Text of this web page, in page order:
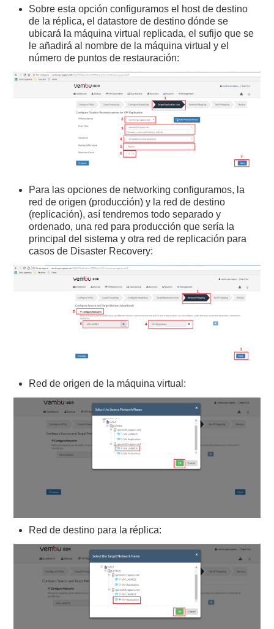
Sobre esta opción configuramos el host de destino
de la réplica, el datastore de destino dónde se
ubicará la máquina virtual replicada, el sufijo que se
le añadirá al nombre de la máquina virtual y el
número de puntos de restauración:
Para las opciones de networking configuramos, la
red de origen (producción) y la red de destino
(replicación), así tendremos todo separado y
ordenado, una red para producción que sería la
principal del sistema y otra red de replicación para
casos de Disaster Recovery:
Red de origen de la máquina virtual:
Red de destino para la réplica: